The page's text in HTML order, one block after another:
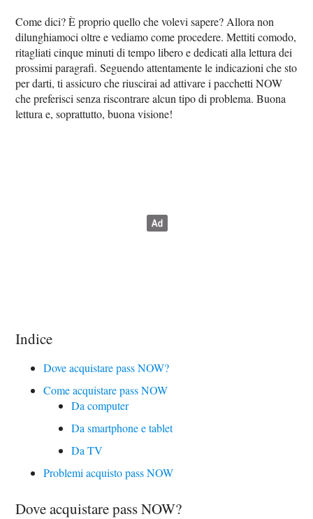
Come dici? È proprio quello che volevi sapere? Allora non
dilunghiamoci oltre e vediamo come procedere. Mettiti comodo,
ritagliati cinque minuti di tempo libero e dedicati alla lettura dei
prossimi paragrafi. Seguendo attentamente le indicazioni che sto
per darti, ti assicuro che riuscirai ad attivare i pacchetti NOW
che preferisci senza riscontrare alcun tipo di problema. Buona
lettura e, soprattutto, buona visione!
Indice
Dove acquistare pass NOW?
Come acquistare pass NOW
Da computer
Da smartphone e tablet
Da TV
Problemi acquisto pass NOW
Dove acquistare pass NOW?